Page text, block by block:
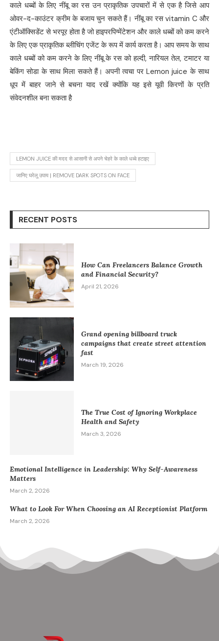
काले धब्बों के लिए नींबू का रस उन प्राकृतिक उपचारों में से एक है जिसे आप
ओवर-द-काउंटर क्रीम के बजाय चुन सकते हैं। नींबू का रस vitamin C और
एंटीऑक्सिडेंट से भरपूर होता है जो हाइपरपिग्मेंटेशन और काले धब्बों को कम करने
के लिए एक प्राकृतिक ब्लीचिंग एजेंट के रूप में कार्य करता है। आप समय के साथ
काले धब्बों को कम करने के लिए नींबू के रस को हल्दी, नारियल तेल, टमाटर या
बेकिंग सोडा के साथ मिला सकते हैं। अपनी त्वचा पर Lemon juice के साथ
धूप में बाहर जाने से बचना याद रखें क्योंकि यह इसे यूवी किरणों के प्रति
संवेदनशील बना सकता है
LEMON JUICE की मदद से आसानी से अपने चेहरे के काले धब्बे हटाइए
जानिए घरेलू उपाय | REMOVE DARK SPOTS ON FACE
RECENT POSTS
How Can Freelancers Balance Growth
and Financial Security?
April 21, 2026
Grand opening billboard truck
campaigns that create street attention
fast
March 19, 2026
The True Cost of Ignoring Workplace
Health and Safety
March 3, 2026
Emotional Intelligence in Leadership: Why Self-Awareness
Matters
March 2, 2026
What to Look For When Choosing an AI Receptionist Platform
March 2, 2026